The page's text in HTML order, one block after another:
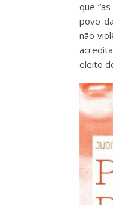
que
povo
não
eleito